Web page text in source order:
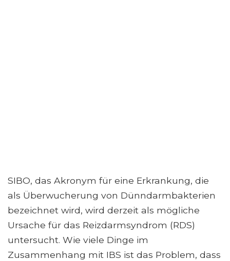
SIBO, das Akronym für eine Erkrankung, die
als Überwucherung von Dünndarmbakterien
bezeichnet wird, wird derzeit als mögliche
Ursache für das Reizdarmsyndrom (RDS)
untersucht. Wie viele Dinge im
Zusammenhang mit IBS ist das Problem, dass